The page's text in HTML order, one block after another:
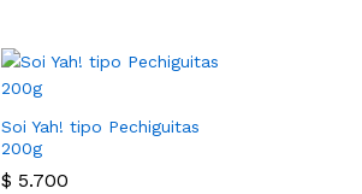
Soi Yah! tipo Pechiguitas
200g
$ 5.700